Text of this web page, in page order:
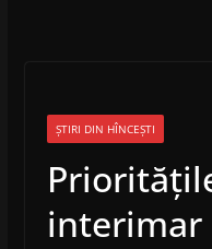
ȘTIRI DIN HÎNCEȘTI
interimar